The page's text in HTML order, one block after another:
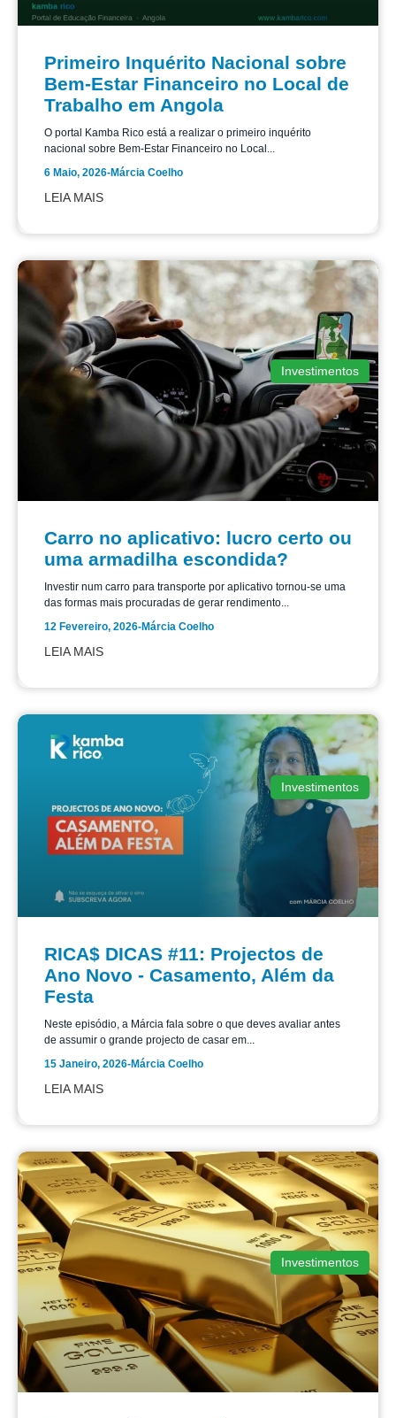
Primeiro Inquérito Nacional sobre
Bem-Estar Financeiro no Local de
Trabalho em Angola
O portal Kamba Rico está a realizar o primeiro inquérito
nacional sobre Bem-Estar Financeiro no Local...
6 Maio, 2026-Márcia Coelho
LEIA MAIS
Investimentos
Carro no aplicativo: lucro certo ou
uma armadilha escondida?
Investir num carro para transporte por aplicativo tornou-se uma
das formas mais procuradas de gerar rendimento...
12 Fevereiro, 2026-Márcia Coelho
LEIA MAIS
Investimentos
RICA$ DICAS #11: Projectos de
Ano Novo - Casamento, Além da
Festa
Neste episódio, a Márcia fala sobre o que deves avaliar antes
de assumir o grande projecto de casar em...
15 Janeiro, 2026-Márcia Coelho
LEIA MAIS
Investimentos